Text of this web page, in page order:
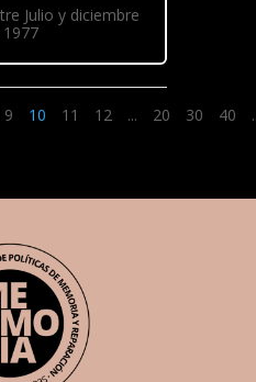
Julio y diciembre
1977
9 10 11 12 ... 20 30 40